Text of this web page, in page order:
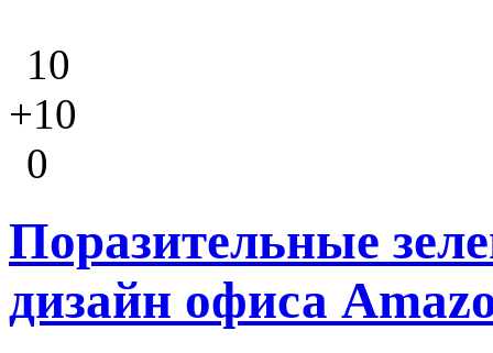
10
+10
0
Поразительные
дизайн офиса